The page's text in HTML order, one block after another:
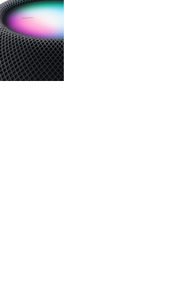
图库 图像 5